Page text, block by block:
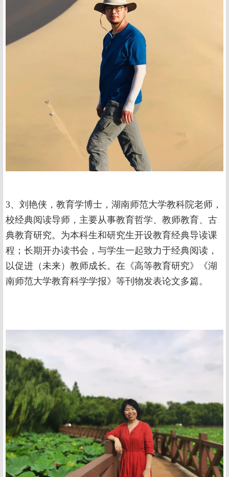
3、刘艳侠，教育学博士，湖南师范大学教科院老师，
校经典阅读导师，主要从事教育哲学、教师教育、古
典教育研究。为本科生和研究生开设教育经典导读课
程；长期开办读书会，与学生一起致力于经典阅读，
以促进（未来）教师成长。在《高等教育研究》《湖
南师范大学教育科学学报》等刊物发表论文多篇。